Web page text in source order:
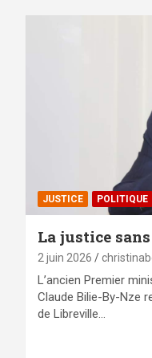
JUSTICE POLITIQUE
La justice
2 juin 2026
L’ancien Premier
Claude Bilie-By-Nze
de Libreville…